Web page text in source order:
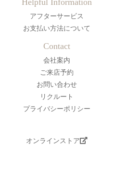
Helpful Information
アフターサービス
お支払い方法について
Contact
会社案内
ご来店予約
お問い合わせ
リクルート
プライバシーポリシー
オンラインストア